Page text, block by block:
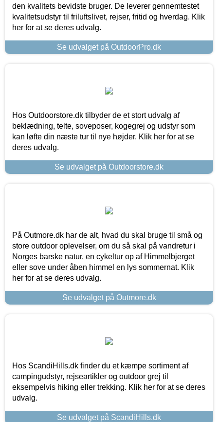
den kvalitets bevidste bruger. De leverer gennemtestet
kvalitetsudstyr til friluftslivet, rejser, fritid og hverdag. Klik
her for at se deres udvalg.
Se udvalget på OutdoorPro.dk
Hos Outdoorstore.dk tilbyder de et stort udvalg af
beklædning, telte, soveposer, kogegrej og udstyr som
kan løfte din næste tur til nye højder. Klik her for at se
deres udvalg.
Se udvalget på Outdoorstore.dk
På Outmore.dk har de alt, hvad du skal bruge til små og
store outdoor oplevelser, om du så skal på vandretur i
Norges barske natur, en cykeltur op af Himmelbjerget
eller sove under åben himmel en lys sommernat. Klik
her for at se deres udvalg.
Se udvalget på Outmore.dk
Hos ScandiHills.dk finder du et kæmpe sortiment af
campingudstyr, rejseartikler og outdoor grej til
eksempelvis hiking eller trekking. Klik her for at se deres
udvalg.
Se udvalget på ScandiHills.dk